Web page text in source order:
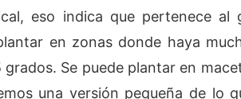
eso indica que pertenece al
en zonas donde haya
Se puede plantar en
una versión pequeña de lo